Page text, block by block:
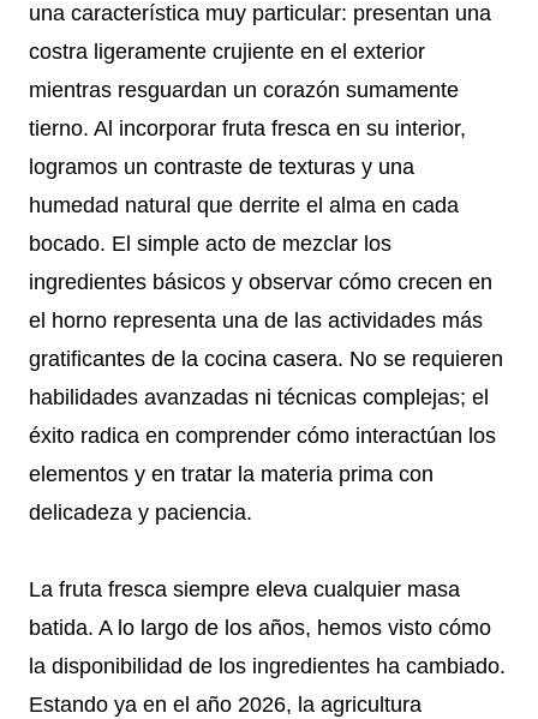
una característica muy particular: presentan una
costra ligeramente crujiente en el exterior
mientras resguardan un corazón sumamente
tierno. Al incorporar fruta fresca en su interior,
logramos un contraste de texturas y una
humedad natural que derrite el alma en cada
bocado. El simple acto de mezclar los
ingredientes básicos y observar cómo crecen en
el horno representa una de las actividades más
gratificantes de la cocina casera. No se requieren
habilidades avanzadas ni técnicas complejas; el
éxito radica en comprender cómo interactúan los
elementos y en tratar la materia prima con
delicadeza y paciencia.
La fruta fresca siempre eleva cualquier masa
batida. A lo largo de los años, hemos visto cómo
la disponibilidad de los ingredientes ha cambiado.
Estando ya en el año 2026, la agricultura